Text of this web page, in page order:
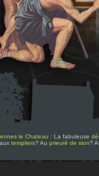
le Chateau : La fabuleuse
templiers? Au prieuré de sion?